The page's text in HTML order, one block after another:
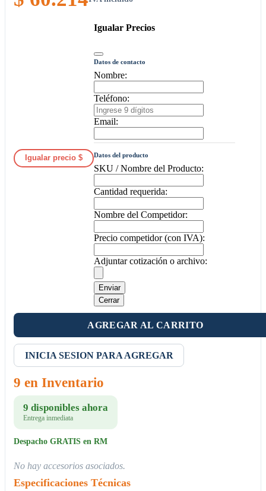
Igualar precio $
Igualar Precios
Datos de contacto
Nombre:
Teléfono:
Email:
Datos del producto
SKU / Nombre del Producto:
Cantidad requerida:
Nombre del Competidor:
Precio competidor (con IVA):
Adjuntar cotización o archivo:
Enviar
Cerrar
AGREGAR AL CARRITO
INICIA SESION PARA AGREGAR
9 en Inventario
9 disponibles ahora
Entrega inmediata
Despacho GRATIS en RM
No hay accesorios asociados.
Especificaciones Técnicas